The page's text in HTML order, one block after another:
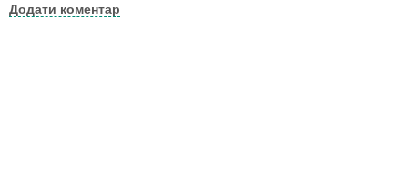
Додати коментар